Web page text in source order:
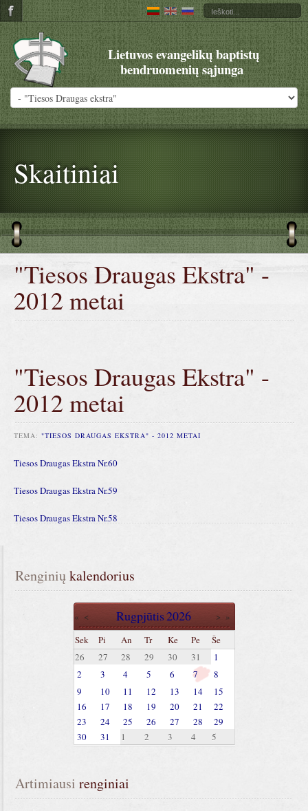
Lietuvos evangelikų baptistų
bendruomenių sąjunga
Skaitiniai
"Tiesos Draugas Ekstra" -
2012 metai
"Tiesos Draugas Ekstra" -
2012 metai
TEMA: "TIESOS DRAUGAS EKSTRA" - 2012 METAI
Tiesos Draugas Ekstra Nr.60
Tiesos Draugas Ekstra Nr.59
Tiesos Draugas Ekstra Nr.58
Renginių kalendorius
« < Rugpjūtis2026 > »
Sek
Pi An Tr Ke Pe
Še
26
27 28 29 30 31
1
2
3 4 5 6 7
8
9
10 11 12 13 14
15
16
17 18 19 20 21
22
23
24 25 26 27 28
29
30
31 1 2 3 4 5
Artimiausi renginiai